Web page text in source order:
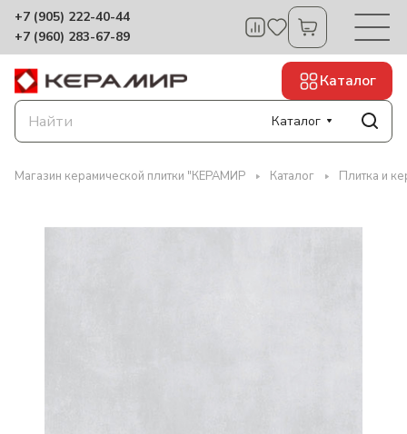
+7 (905) 222-40-44
+7 (960) 283-67-89
Каталог
Каталог
Магазин керамической плитки "КЕРАМИР Каталог Плитка и